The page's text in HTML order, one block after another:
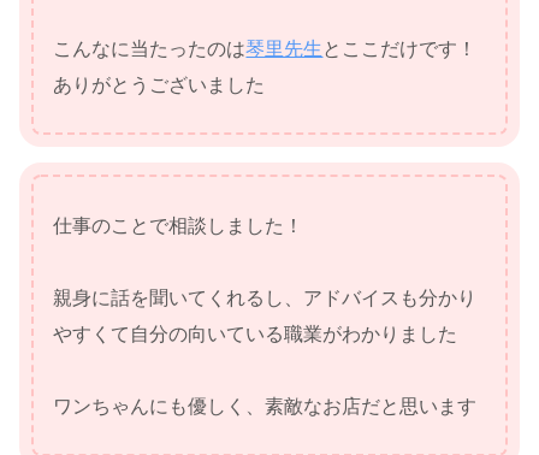
こんなに当たったのは琴里先生とここだけです！
ありがとうございました
仕事のことで相談しました！
親身に話を聞いてくれるし、アドバイスも分かり
やすくて自分の向いている職業がわかりました
ワンちゃんにも優しく、素敵なお店だと思います